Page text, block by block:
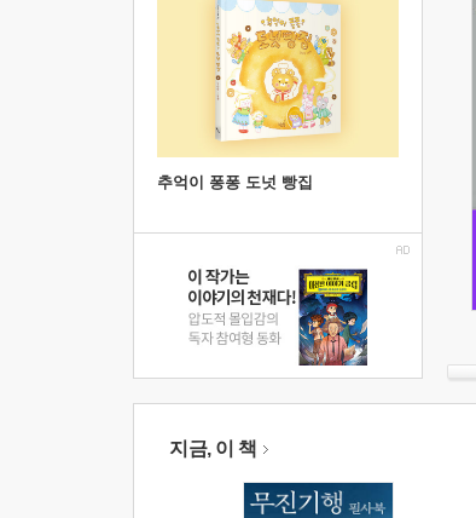
추억이 퐁퐁 도넛 빵집
지금, 이 책